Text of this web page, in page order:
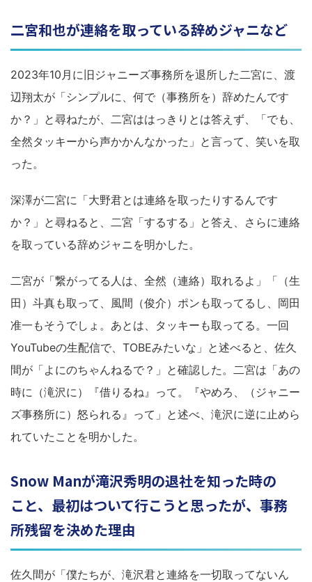
二宮和也が連絡を取っている辞めジャニなど
2023年10月に旧ジャニーズ事務所を退所した二宮に、渡
辺翔太が「シンプルに、何で（事務所を）辞めたんです
か？」と尋ねたが、二宮ははっきりとは答えず、「でも、
全然タッキーから声かかんなかった」と言って、笑いを取
った。
深澤が二宮に「大野君とは連絡を取ったりするんです
か？」と尋ねると、二宮「するする」と答え、さらに連絡
を取っている辞めジャニを明かした。
二宮が「繋がってる人は、全然（連絡）取れるよ」「（生
田）斗真も取って、風間（俊介）ポンも取ってるし、岡田
准一もそうでしょ。あとは、タッキーも取ってる。一回
YouTubeの生配信で、TOBEみたいな」と述べると、佐久
間が「よにのちゃんねるで？」と確認した。二宮は「あの
時に（滝沢に）『借りるね』って。『やめろ、（ジャニー
ズ事務所に）怒られる』って」と述べ、滝沢に逆に止めら
れていたことを明かした。
Snow Manが滝沢秀明の退社を知った時の
こと、最初はついて行こうと思ったが、事務
所残留を決めた理由
佐久間が「僕たちが、滝沢君と連絡を一切取ってないん